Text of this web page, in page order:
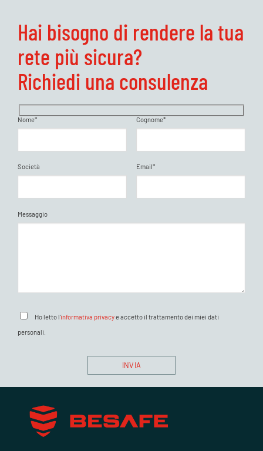
Hai bisogno di rendere la tua
rete più sicura?
Richiedi una consulenza
Nome* Cognome*
Società Email*
Messaggio
Ho letto l'informativa privacye accetto il trattamento dei miei dati
personali.